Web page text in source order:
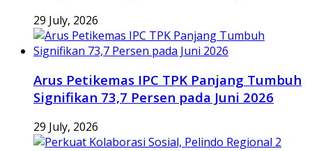
29 July, 2026
Arus Petikemas IPC TPK Panjang Tumbuh
Signifikan 73,7 Persen pada Juni 2026
29 July, 2026